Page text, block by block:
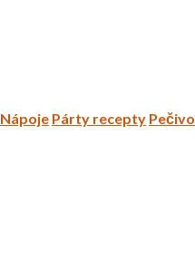
Nápoje Párty recepty Pečivo